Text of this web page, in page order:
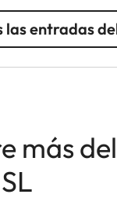
las entradas
más del